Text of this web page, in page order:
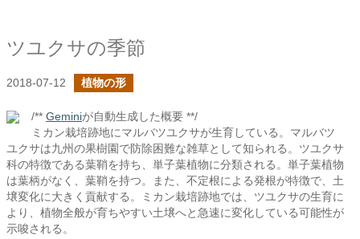
ツユクサの季節
2018-07-12 植物の形
/** Geminiが自動生成した概要 **/
ミカン栽培跡地にマルバツユクサが生育している。マルバツ
ユクサは九州の果樹園で防除困難な雑草として知られる。ツユクサ
科の特徴である葉鞘を持ち、単子葉植物に分類される。単子葉植物
は葉柄がなく、葉鞘を持つ。また、不定根による発根が特徴で、土
壌変化に大きく貢献する。ミカン栽培跡地では、ツユクサの生育に
より、植物全般が育ちやすい土壌へと急速に変化している可能性が
示唆される。